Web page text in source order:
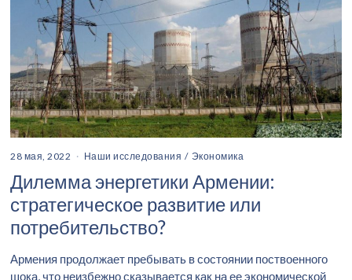
28 мая, 2022 Наши исследования / Экономика
Дилемма энергетики Армении:
стратегическое развитие или
потребительство?
Армения продолжает пребывать в состоянии поствоенного
шока, что неизбежно сказывается как на ее экономической